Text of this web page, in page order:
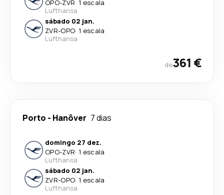
OPO-ZVR· 1 escala
Lufthansa
sábado 02 jan.
ZVR-OPO· 1 escala
Lufthansa
de361 €
Porto - Hanôver 7 dias
domingo 27 dez.
OPO-ZVR· 1 escala
Lufthansa
sábado 02 jan.
ZVR-OPO· 1 escala
Lufthansa